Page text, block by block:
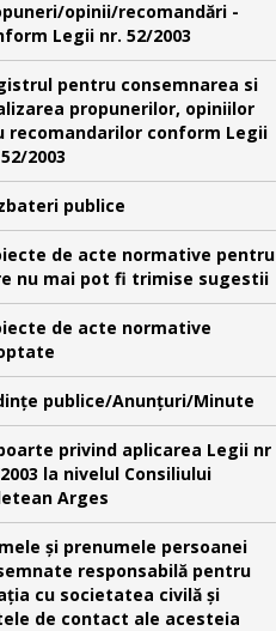
opinii/recomandări -
Legii nr. 52/2003
pentru consemnarea si
propunerilor, opiniilor
recomandarilor conform Legii
2003
publice
de acte normative pentru
nu mai pot fi trimise sugestii
de acte normative
publice/Anunţuri/Minute
privind aplicarea Legii nr
la nivelul Consiliului
Arges
şi prenumele persoanei
responsabilă pentru
cu societatea civilă şi
de contact ale acesteia